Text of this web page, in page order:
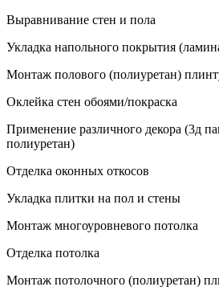
Выравнивание стен и пола
Укладка напольного покрытия
Монтаж полового (полиуретан)
Оклейка стен обоями/покраска
Применение различного декора (3д
полиуретан)
Отделка оконных откосов
Укладка плитки на пол и стены
Монтаж многоуровневого потолка
Отделка потолка
Монтаж потолочного (полиуретан)